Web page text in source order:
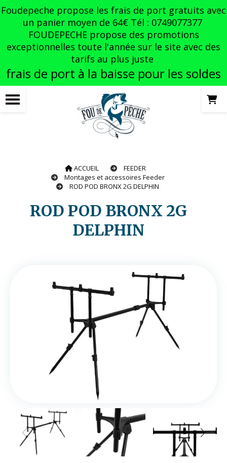
Foudepeche propose les frais de port gratuits avec
un panier moyen de 64€ Tél : 0749077377
FOUDEPECHE propose des promotions
exceptionnelles toute l'année sur le site avec des
tarifs au plus juste
frais de port à la baisse pour les soldes
ACCUEIL
FEEDER
Montages et accessoires Feeder
ROD POD BRONX 2G DELPHIN
ROD POD BRONX 2G
DELPHIN